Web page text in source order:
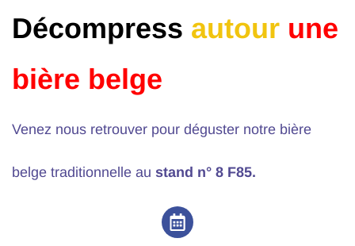
Décompress​ autour une
bière belge
Venez nous retrouver pour déguster notre bière
belge traditionnelle au stand n° 8 F85.